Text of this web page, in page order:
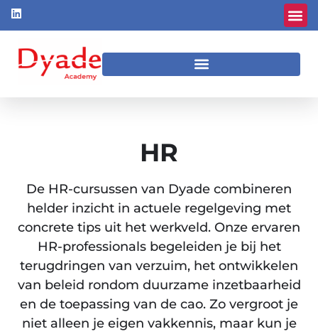
HR
De HR-cursussen van Dyade combineren
helder inzicht in actuele regelgeving met
concrete tips uit het werkveld. Onze ervaren
HR-professionals begeleiden je bij het
terugdringen van verzuim, het ontwikkelen
van beleid rondom duurzame inzetbaarheid
en de toepassing van de cao. Zo vergroot je
niet alleen je eigen vakkennis, maar kun je